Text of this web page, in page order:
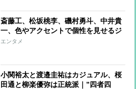
斎藤工、松坂桃李、磯村勇斗、中井貴
一、色やアクセントで個性を見せるジ
ャケットコーデ
エンタメ
小関裕太と渡邉圭祐はカジュアル、桜
田通と柳楽優弥は正統派｜”四者四